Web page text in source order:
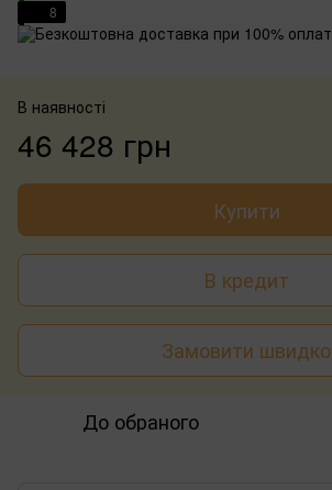
8
В наявності
46 428 грн
Купити
В кредит
Замовити швидко
До обраного